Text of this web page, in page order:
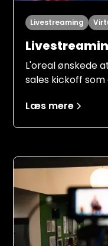
Livestreaming
Kickoff "LDB
L'oreal ønskede
sales kickoff
personer fra
måde.
Læs mere